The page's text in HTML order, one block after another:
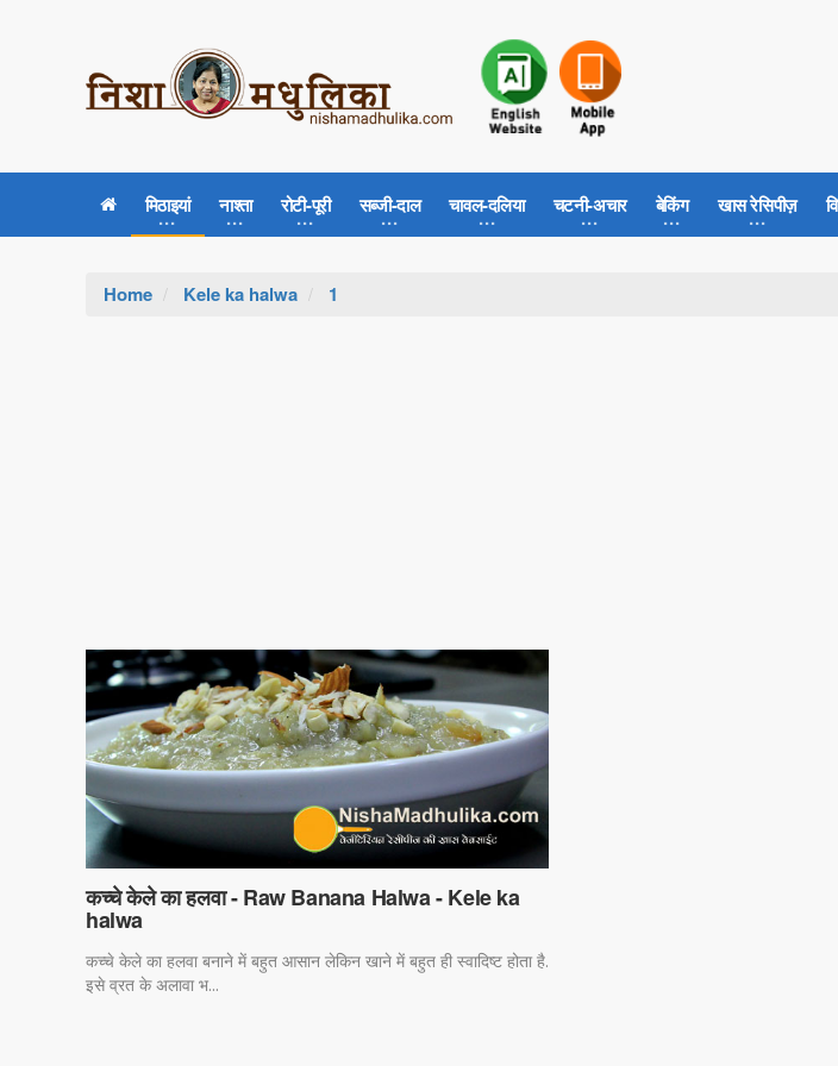
मिठाइयां नाश्ता रोटी-पूरी सब्जी-दाल चावल-दलिया चटनी-अचार बेकिंग खास रेसिपीज़
Home Kele ka halwa 1
कच्चे केले का हलवा - Raw Banana Halwa - Kele ka
halwa
कच्चे केले का हलवा बनाने में बहुत आसान लेकिन खाने में बहुत ही स्वादिष्ट होता है.
इसे व्रत के अलावा भ...